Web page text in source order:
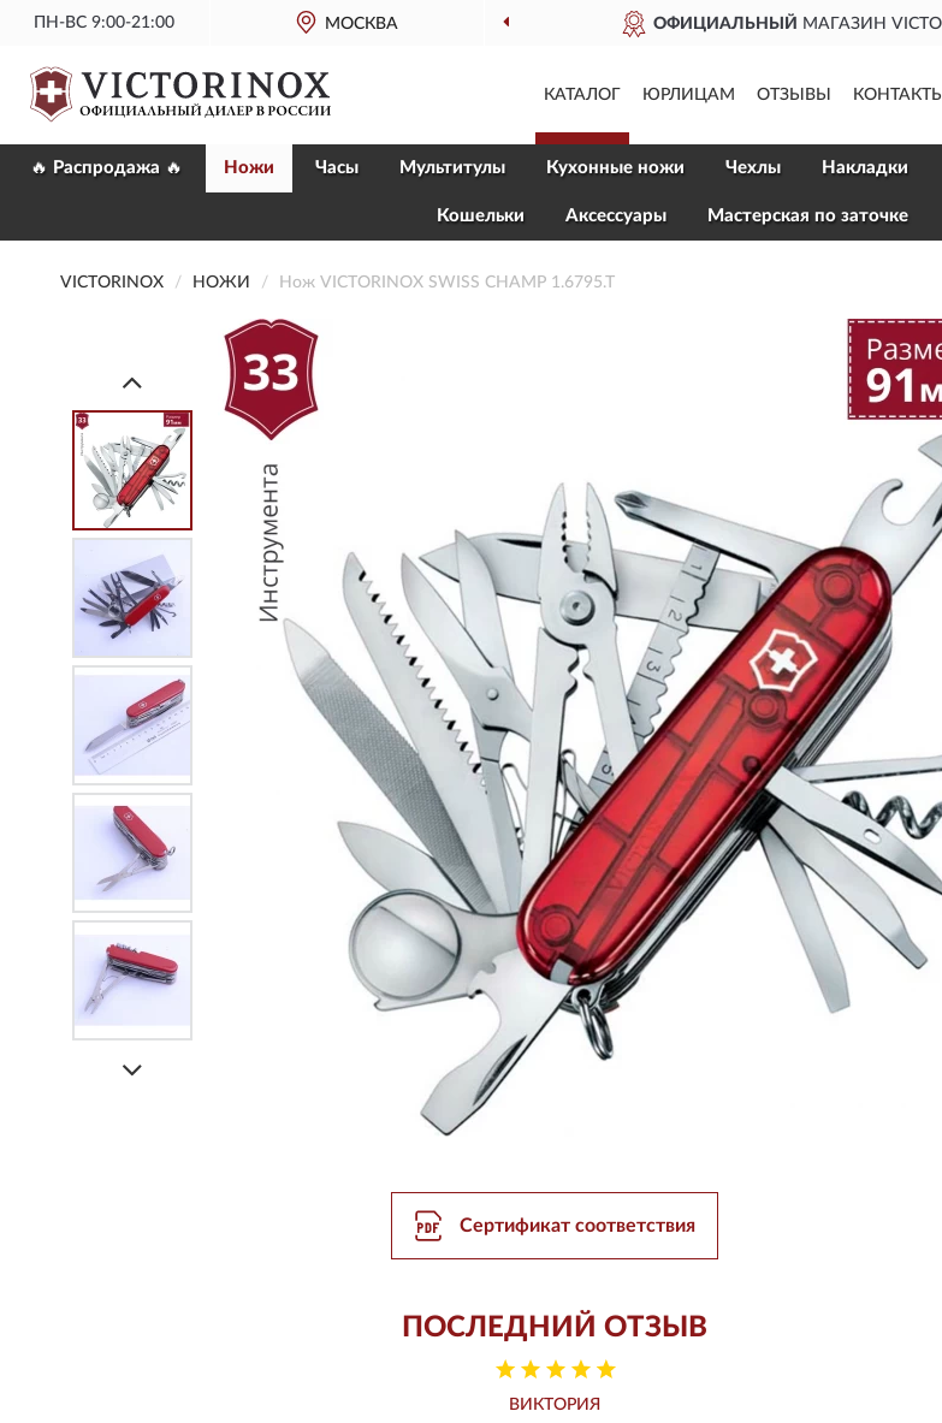
ПН-ВС 9:00-21:00 МОСКВА ОФИЦИАЛЬНЫЙ МАГАЗИН VICTORINOX
КАТАЛОГ ЮРЛИЦАМ ОТЗЫВЫ КОНТАКТЫ
🔥 Распродажа 🔥 Ножи Часы Мультитулы Кухонные ножи Чехлы Накладки
Кошельки Aксессуары Мастерская по заточке
VICTORINOX НОЖИ Нож VICTORINOX SWISS CHAMP 1.6795.T
Сертификат соответствия
ПОСЛЕДНИЙ ОТЗЫВ
ВИКТОРИЯ